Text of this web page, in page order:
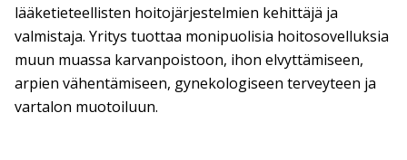
lääketieteellisten hoitojärjestelmien kehittäjä ja
valmistaja. Yritys tuottaa monipuolisia hoitosovelluksia
muun muassa karvanpoistoon, ihon elvyttämiseen,
arpien vähentämiseen, gynekologiseen terveyteen ja
vartalon muotoiluun.